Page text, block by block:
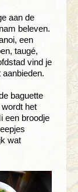
aan de
beleven.
een
taugé,
vind je
baguette
het
een broodje
wat